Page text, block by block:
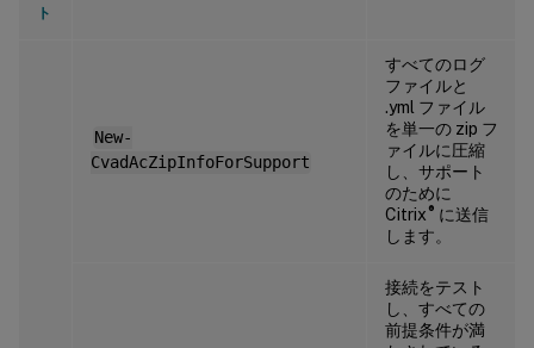
ト
New-
CvadAcZipInfoForSupport
すべてのログ
ファイルと
.yml ファイル
を単一の zip フ
ァイルに圧縮
し、サポート
のために
Citrix® に送信
します。
接続をテスト
し、すべての
前提条件が満